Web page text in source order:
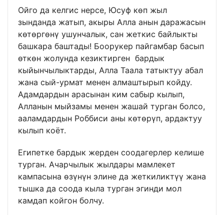
Ойго да келгис нерсе, Юсуф көп жыл
зынданда жатып, акыры Алла анын даражасын
көтөргөнү ушунчалык, сан жеткис байлыкты
башкара баштады! Боорукер пайгамбар басып
өткөн жолунда кезиктирген бардык
кыйынчылыктарды, Алла Таала татыктуу абал
жана сый-урмат менен алмаштырып койду.
Адамдардын арасынан ким сабыр кылып,
Алланын мыйзамы менен жашай турган болсо,
ааламдардын Роббиси аны көтөрүп, ардактуу
кылып коёт.
Египетке бардык жерден соодагерлер келише
турган. Ачарчылык жылдары мамлекет
кампасына өзүнүн элине да жеткиликтүү жана
тышка да соода кыла турган эгинди мол
камдап койгон болчу.